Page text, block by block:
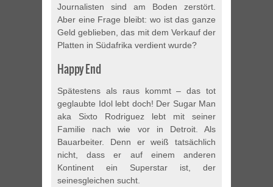
Journalisten sind am Boden zerstört.
Aber eine Frage bleibt: wo ist das ganze
Geld geblieben, das mit dem Verkauf der
Platten in Südafrika verdient wurde?
Happy End
Spätestens als raus kommt – das tot
geglaubte Idol lebt doch! Der Sugar Man
aka Sixto Rodriguez lebt mit seiner
Familie nach wie vor in Detroit. Als
Bauarbeiter. Denn er weiß tatsächlich
nicht, dass er auf einem anderen
Kontinent ein Superstar ist, der
seinesgleichen sucht.